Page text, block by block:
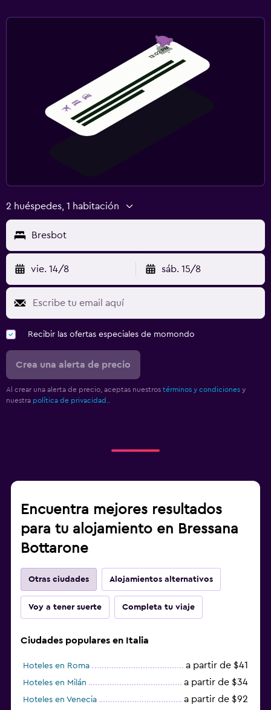
Secadora
TV
Fax/fotocopiadora
Salud y seguridad
Limpieza diaria
2 huéspedes, 1 habitación
Bresbot
vie. 14/8 sáb. 15/8
Recibir las ofertas especiales de momondo
Crea una alerta de precio
Al crear una alerta de precio, aceptas nuestros términos y condiciones y
nuestra política de privacidad.
Encuentra mejores resultados
para tu alojamiento en Bressana
Bottarone
Otras ciudades Alojamientos alternativos
Voy a tener suerte Completa tu viaje
Ciudades populares en Italia
Hoteles en Roma a partir de $41
Hoteles en Milán a partir de $34
Hoteles en Venecia a partir de $92